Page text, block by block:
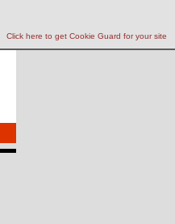
Click here to get Cookie Guard for your site